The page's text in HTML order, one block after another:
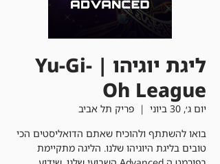
ליגת יוגיהו | Yu-Gi-
Oh League
יום ג׳, 30 ביוני
  |
פריק תל אביב
בואו להשתתף ולהוכיח שאתם הדואליסטים הכי
טובים בליגת היוגיהו שלנו. הליגה מתקיימת